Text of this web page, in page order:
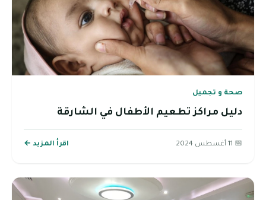
صحة و تجميل
دليل مراكز تطعيم الأطفال في الشارقة
📅 11 أغسطس 2024 اقرأ المزيد ←